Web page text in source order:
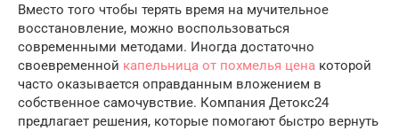
Вместо того чтобы терять время на мучительное
восстановление, можно воспользоваться
современными методами. Иногда достаточно
своевременной капельница от похмелья цена которой
часто оказывается оправданным вложением в
собственное самочувствие. Компания Детокс24
предлагает решения, которые помогают быстро вернуть